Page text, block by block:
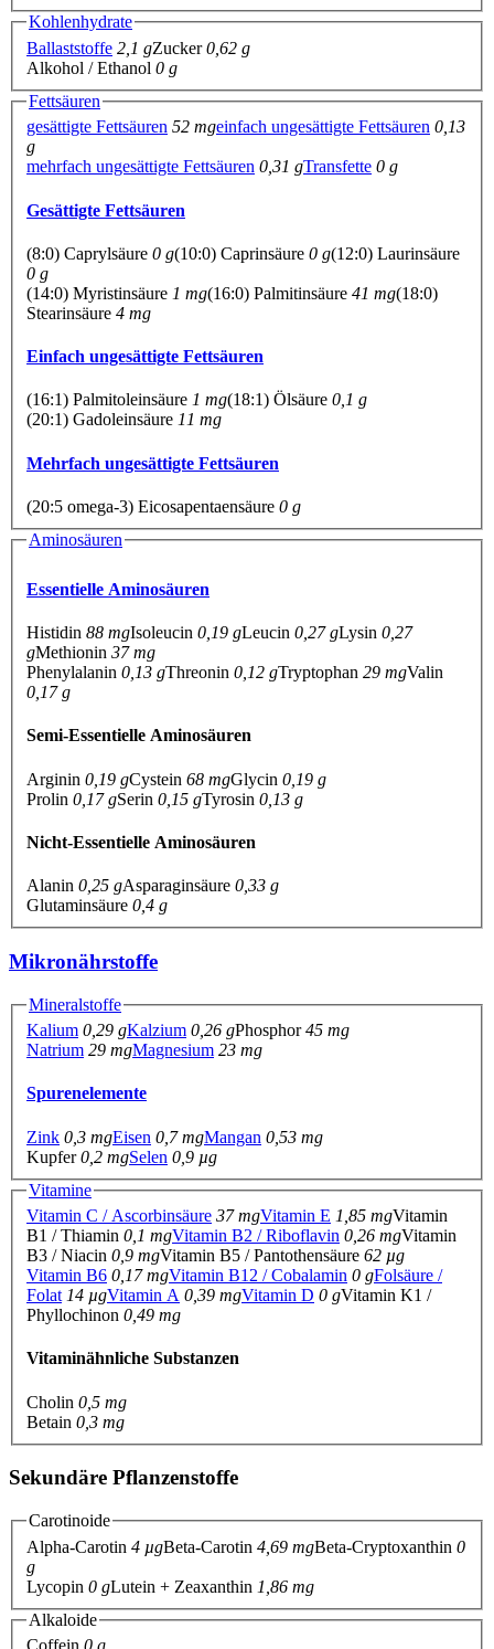
Kohlenhydrate
Ballaststoffe 2,1 gZucker0,62 g
Alkohol / Ethanol 0 g
Fettsäuren
gesättigte Fettsäuren 52 mgeinfach ungesättigte Fettsäuren 0,13
g
mehrfach ungesättigte Fettsäuren 0,31 gTransfette 0 g
Gesättigte Fettsäuren
(8:0) Caprylsäure 0 g(10:0) Caprinsäure 0 g(12:0) Laurinsäure
0 g
(14:0) Myristinsäure 1 mg(16:0) Palmitinsäure 41 mg(18:0)
Stearinsäure 4 mg
Einfach ungesättigte Fettsäuren
(16:1) Palmitoleinsäure 1 mg(18:1) Ölsäure 0,1 g
(20:1) Gadoleinsäure 11 mg
Mehrfach ungesättigte Fettsäuren
(20:5 omega-3) Eicosapentaensäure 0 g
Aminosäuren
Essentielle Aminosäuren
Histidin 88 mgIsoleucin 0,19 gLeucin 0,27 gLysin 0,27
gMethionin 37 mg
Phenylalanin 0,13 gThreonin 0,12 gTryptophan 29 mgValin
0,17 g
Semi-Essentielle Aminosäuren
Arginin 0,19 gCystein 68 mgGlycin 0,19 g
Prolin 0,17 gSerin 0,15 gTyrosin 0,13 g
Nicht-Essentielle Aminosäuren
Alanin 0,25 gAsparaginsäure 0,33 g
Glutaminsäure 0,4 g
Mikronährstoffe
Mineralstoffe
Kalium 0,29 gKalzium 0,26 gPhosphor45 mg
Natrium 29 mgMagnesium 23 mg
Spurenelemente
Zink 0,3 mgEisen 0,7 mgMangan 0,53 mg
Kupfer0,2 mgSelen 0,9 µg
Vitamine
Vitamin C / Ascorbinsäure 37 mgVitamin E 1,85 mgVitamin
B1 / Thiamin 0,1 mgVitamin B2 / Riboflavin 0,26 mgVitamin
B3 / Niacin 0,9 mgVitamin B5 / Pantothensäure 62 µg
Vitamin B6 0,17 mgVitamin B12 / Cobalamin 0 gFolsäure /
Folat 14 µgVitamin A 0,39 mgVitamin D 0 gVitamin K1 /
Phyllochinon 0,49 mg
Vitaminähnliche Substanzen
Cholin 0,5 mg
Betain 0,3 mg
Sekundäre Pflanzenstoffe
Carotinoide
Alpha-Carotin 4 µgBeta-Carotin 4,69 mgBeta-Cryptoxanthin 0
g
Lycopin 0 gLutein + Zeaxanthin 1,86 mg
Alkaloide